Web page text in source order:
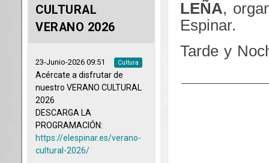
LEÑA,
Espinar.
Tarde y